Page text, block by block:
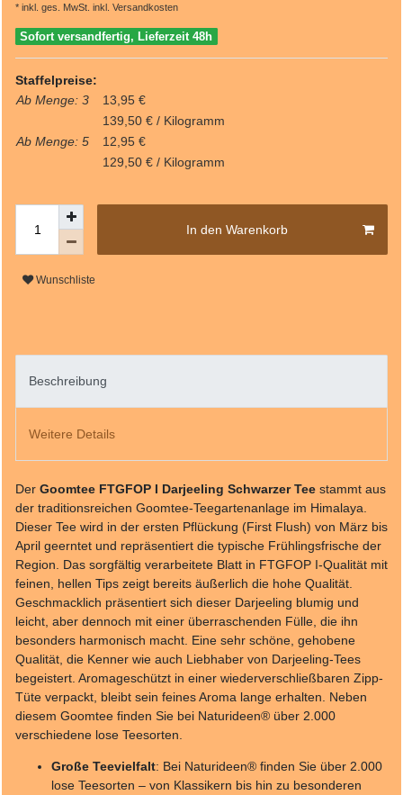
* inkl. ges. MwSt. inkl. Versandkosten
Sofort versandfertig, Lieferzeit 48h
Staffelpreise:
Ab Menge: 3
13,95 €
139,50 € / Kilogramm
Ab Menge: 5
12,95 €
129,50 € / Kilogramm
In den Warenkorb
Wunschliste
Beschreibung
Weitere Details
Der Goomtee FTGFOP I Darjeeling Schwarzer Tee stammt aus
der traditionsreichen Goomtee-Teegartenanlage im Himalaya.
Dieser Tee wird in der ersten Pflückung (First Flush) von März bis
April geerntet und repräsentiert die typische Frühlingsfrische der
Region. Das sorgfältig verarbeitete Blatt in FTGFOP I-Qualität mit
feinen, hellen Tips zeigt bereits äußerlich die hohe Qualität.
Geschmacklich präsentiert sich dieser Darjeeling blumig und
leicht, aber dennoch mit einer überraschenden Fülle, die ihn
besonders harmonisch macht. Eine sehr schöne, gehobene
Qualität, die Kenner wie auch Liebhaber von Darjeeling-Tees
begeistert. Aromageschützt in einer wiederverschließbaren Zipp-
Tüte verpackt, bleibt sein feines Aroma lange erhalten. Neben
diesem Goomtee finden Sie bei Naturideen® über 2.000
verschiedene lose Teesorten.
Große Teevielfalt: Bei Naturideen® finden Sie über 2.000
lose Teesorten – von Klassikern bis hin zu besonderen